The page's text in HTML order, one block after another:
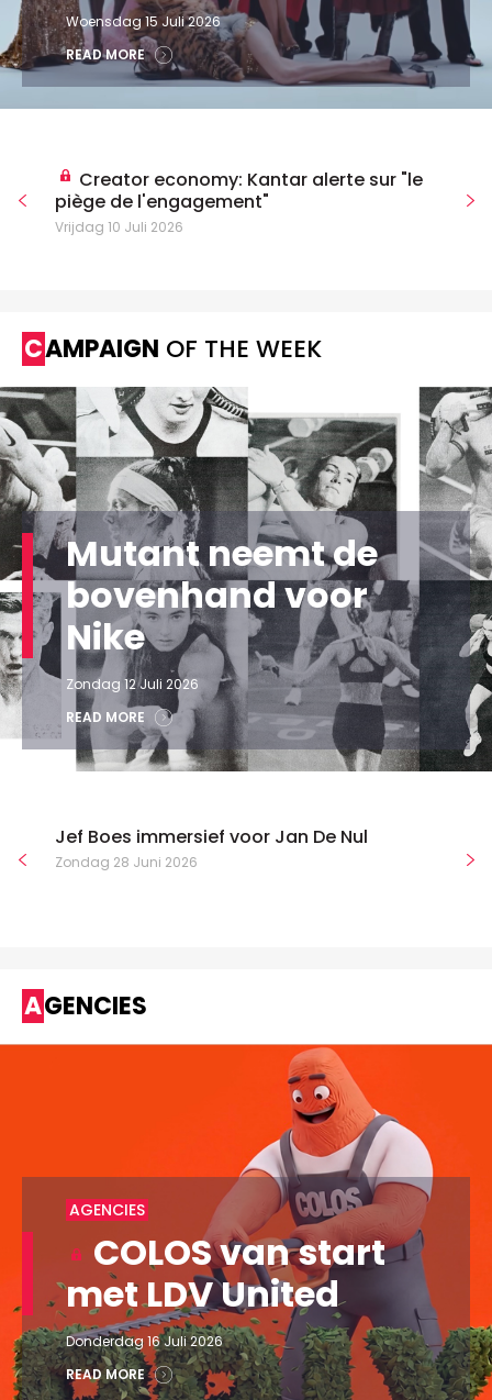
Woensdag 15 Juli 2026
READ MORE
Creator economy: Kantar alerte sur "le
piège de l'engagement"
Vrijdag 10 Juli 2026
CAMPAIGN OF THE WEEK
Mutant neemt de
bovenhand voor
Nike
Zondag 12 Juli 2026
READ MORE
Jef Boes immersief voor Jan De Nul
Zondag 28 Juni 2026
AGENCIES
AGENCIES
COLOS van start
met LDV United
Donderdag 16 Juli 2026
READ MORE